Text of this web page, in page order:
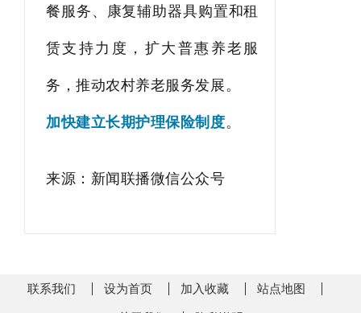
餐服务、康复辅助器具购置和租
赁支持力度，扩大普惠养老服
务，推动农村养老服务发展。
加快建立长期护理保险制度。
来源：新闻联播微信公众号
联系我们 设为首页 加入收藏 站点地图